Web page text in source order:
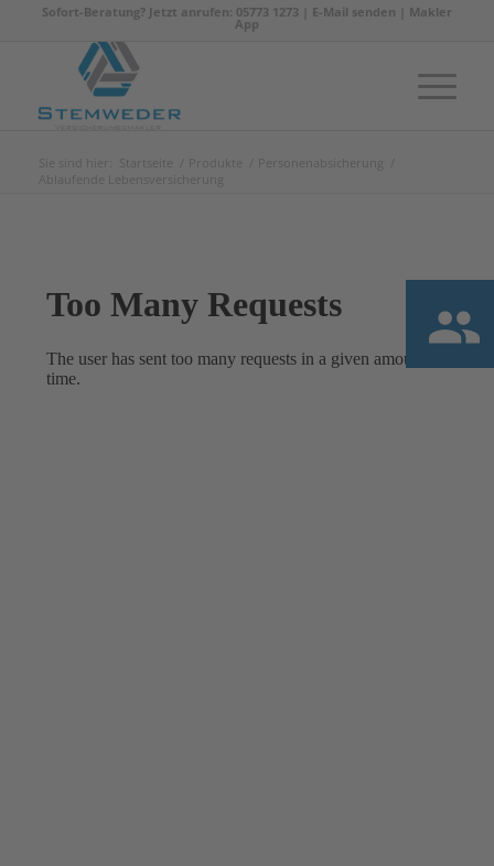
Sofort-Beratung? Jetzt anrufen: 05773 1273 | E-Mail senden Makler
App
Sie sind hier: Startseite Produkte Personenabsicherung
Ablaufende Lebensversicherung